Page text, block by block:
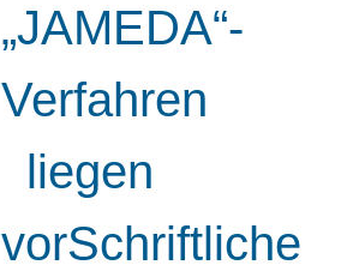
„JAMEDA“-
Verfahren
liegen
vorSchriftliche